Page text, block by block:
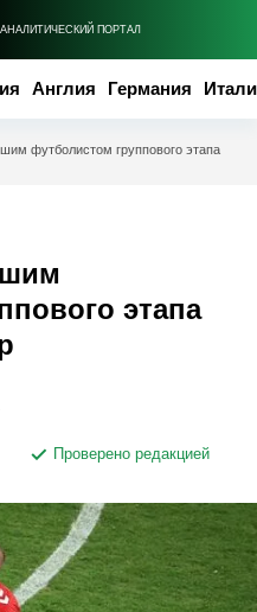
ПОРТАЛ
Англия Германия
футболистом группового этапа
этапа
Проверено редакцией